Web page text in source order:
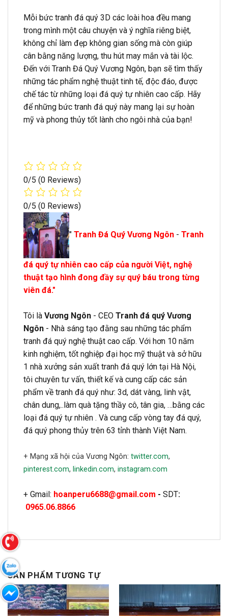
Mỗi bức tranh đá quý 3D các loài hoa đều mang
trong mình một câu chuyện và ý nghĩa riêng biệt,
không chỉ làm đẹp không gian sống mà còn giúp
cân bằng năng lượng, thu hút may mắn và tài lộc.
Đến với Tranh Đá Quý Vương Ngôn, bạn sẽ tìm thấy
những tác phẩm nghệ thuật tinh tế, độc đáo, được
chế tác từ những loại đá quý tự nhiên cao cấp. Hãy
để những bức tranh đá quý này mang lại sự hoàn
mỹ và phong thủy tốt lành cho ngôi nhà của bạn!
0/5 (0 Reviews)
0/5 (0 Reviews)
" Tranh Đá Quý Vương Ngôn - Tranh
đá quý tự nhiên cao cấp của người Việt, nghệ
thuật tạo hình đong đầy sự quý báu trong từng
viên đá."
Tôi là Vương Ngôn - CEO Tranh đá quý Vương
Ngôn - Nhà sáng tạo đằng sau những tác phẩm
tranh đá quý nghệ thuật cao cấp. Với hơn 10 năm
kinh nghiệm, tốt nghiệp đại học mỹ thuật và sở hữu
1 nhà xưởng sản xuất tranh đá quý lớn tại Hà Nội,
tôi chuyên tư vấn, thiết kế và cung cấp các sản
phẩm về tranh đá quý như: 3d, dát vàng, linh vật,
chân dung,..làm quà tặng thầy cô, tân gia, …bằng các
loại đá quý tự nhiên . Và cung cấp vòng tay đá quý,
đá quý phong thủy trên 63 tỉnh thành Việt Nam.
+ Mạng xã hội của Vương Ngôn: twitter.com,
pinterest.com, linkedin.com, instagram.com
+ Gmail: hoanperu6688@gmail.com - SDT:
0965.06.8866
SẢN PHẨM TƯƠNG TỰ